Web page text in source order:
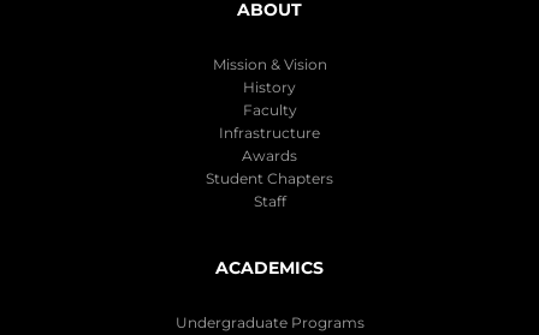
ABOUT
Mission & Vision
History
Faculty
Infrastructure
Awards
Student Chapters
Staff
ACADEMICS
Undergraduate Programs